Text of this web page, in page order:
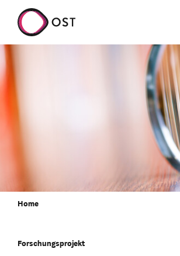
Home
Forschungsprojekt